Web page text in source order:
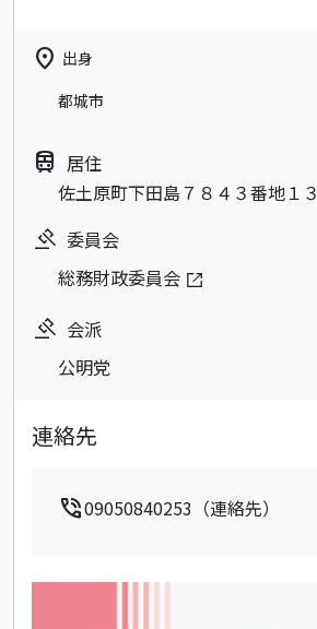
location_on 出身
都城市
train 居住
佐土原町下田島７８４３番地１３
委員会
総務財政委員会
会派
公明党
連絡先
phone_in_talk09050840253（連絡先）